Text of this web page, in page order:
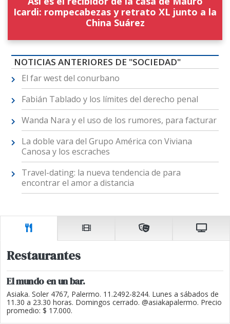
Icardi: rompecabezas y retrato XL junto a la
China Suárez
NOTICIAS ANTERIORES DE "SOCIEDAD"
El far west del conurbano
Fabián Tablado y los límites del derecho penal
Wanda Nara y el uso de los rumores, para facturar
La doble vara del Grupo América con Viviana
Canosa y los escraches
Travel-dating: la nueva tendencia de para
encontrar el amor a distancia
Restaurantes
El mundo en un bar.
Asiaka. Soler 4767, Palermo. 11.2492-8244. Lunes a sábados de
11.30 a 23.30 horas. Domingos cerrado. @asiakapalermo. Precio
promedio: $ 17.000.